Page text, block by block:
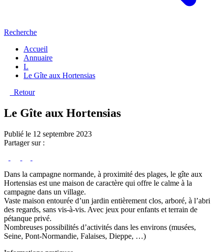
Recherche
Accueil
Annuaire
L
Le Gîte aux Hortensias
Retour
Le Gîte aux Hortensias
Publié le 12 septembre 2023
Partager sur :
Dans la campagne normande, à proximité des plages, le gîte aux
Hortensias est une maison de caractère qui offre le calme à la
campagne dans un village.
Vaste maison entourée d’un jardin entièrement clos, arboré, à l’abri
des regards, sans vis-à-vis. Avec jeux pour enfants et terrain de
pétanque privé.
Nombreuses possibilités d’activités dans les environs (musées,
Seine, Pont-Normandie, Falaises, Dieppe, …)